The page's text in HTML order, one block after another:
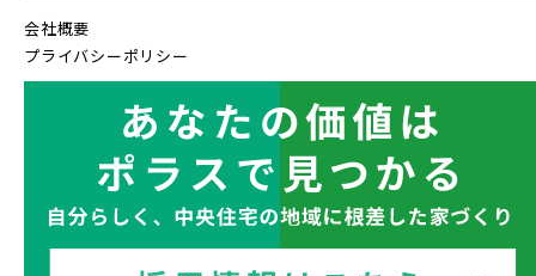
東武アーバンパークライン
東武東上本線
会社概要
プライバシーポリシー